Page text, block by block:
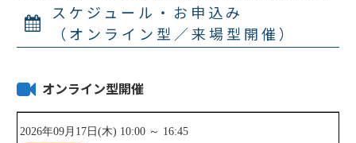
スケジュール・お申込み
（オンライン型／来場型開催）
オンライン型開催